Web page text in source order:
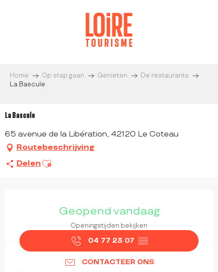
Home Op stap gaan Genieten
De restaurants
La Bascule
La Bascule
65 avenue de la Libération, 42120 Le Coteau
Routebeschrijving
Delen Ajouter aux favoris
Geopend vandaag
Openingstijden bekijken
04 77 23 07 ▒▒
CONTACTEER ONS